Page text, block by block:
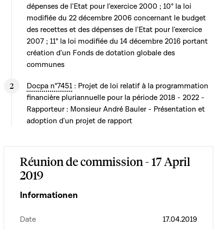
dépenses de l'Etat pour l'exercice 2000 ; 10° la loi
modifiée du 22 décembre 2006 concernant le budget
des recettes et des dépenses de l'Etat pour l'exercice
2007 ; 11° la loi modifiée du 14 décembre 2016 portant
création d'un Fonds de dotation globale des
communes
Docpa n°7451 : Projet de loi relatif à la programmation
financière pluriannuelle pour la période 2018 - 2022 -
Rapporteur : Monsieur André Bauler - Présentation et
adoption d'un projet de rapport
Réunion de commission - 17 April
2019
Informationen
Date 17.04.2019